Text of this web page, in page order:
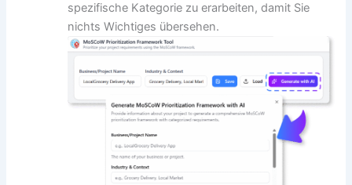
spezifische Kategorie zu erarbeiten, damit Sie
nichts Wichtiges übersehen.